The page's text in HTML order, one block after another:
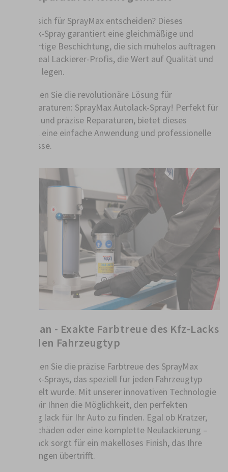
Warum sich für SprayMax entscheiden? Dieses
Autolack-Spray garantiert eine gleichmäßige und
hochwertige Beschichtung, die sich mühelos auftragen
lässt. Ideal Lackierer-Profis, die Wert auf Qualität und
Effizienz legen.
Entdecken Sie die revolutionäre Lösung für
Lackreparaturen: SprayMax Autolack-Spray! Perfekt für
schnelle und präzise Reparaturen, bietet dieses
Produkt eine einfache Anwendung und professionelle
Ergebnisse.
FillClean - Exakte Farbtreue des Kfz-Lacks
für jeden Fahrzeugtyp
Entdecken Sie die präzise Farbtreue des SprayMax
Autolack-Sprays, das speziell für jeden Fahrzeugtyp
entwickelt wurde. Mit unserer innovativen Technologie
bieten wir Ihnen die Möglichkeit, den perfekten
fahrzeug lack für Ihr Auto zu finden. Egal ob Kratzer,
kleine Schäden oder eine komplette Neulackierung –
unser Lack sorgt für ein makelloses Finish, das Ihre
Erwartungen übertrifft.